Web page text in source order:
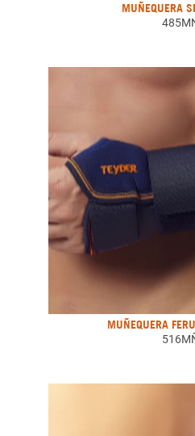
MUÑEQUERA
MUÑEQUERA